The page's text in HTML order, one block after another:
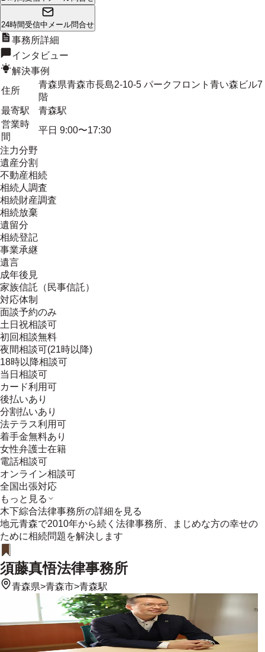
24時間受信中 メール問合せ
事務所詳細
インタビュー
解決事例
住所
青森県青森市長島2-10-5 パークフロント青い森ビル7
階
最寄駅
青森駅
営業時
間
平日 9:00〜17:30
注力分野
遺産分割
不動産相続
相続人調査
相続財産調査
相続放棄
遺留分
相続登記
事業承継
遺言
成年後見
家族信託（民事信託）
対応体制
面談予約のみ
土日祝相談可
初回相談無料
夜間相談可(21時以降)
18時以降相談可
当日相談可
カード利用可
後払いあり
分割払いあり
法テラス利用可
着手金無料あり
女性弁護士在籍
電話相談可
オンライン相談可
全国出張対応
もっと見る
木下綜合法律事務所の詳細を見る
地元青森で2010年から続く法律事務所、まじめな方の幸せの
ために相続問題を解決します
須藤真悟法律事務所
青森県>青森市>青森駅